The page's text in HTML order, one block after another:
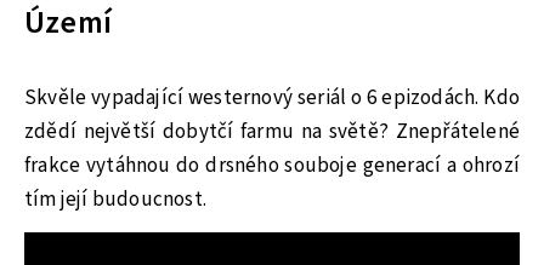
Území
Skvěle vypadající westernový seriál o 6 epizodách. Kdo
zdědí největší dobytčí farmu na světě? Znepřátelené
frakce vytáhnou do drsného souboje generací a ohrozí
tím její budoucnost.